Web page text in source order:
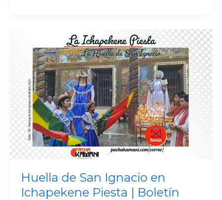
Huella de San Ignacio en
Ichapekene Piesta | Boletín
San
Ignacio
en
Ichapekene
Piesta
Boletín